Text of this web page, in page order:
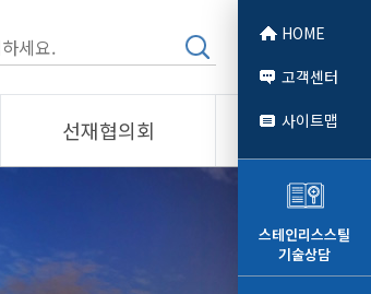
선재협의회
선재협의회
HOME
고객센터
사이트맵
스테인리스스틸
기술상담